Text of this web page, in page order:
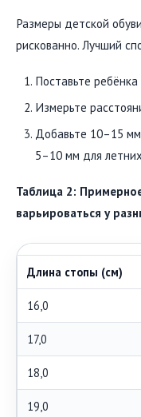
Размеры детской
рискованно. Лучший
Поставьте
Измерьте
Добавьте 10–15
5–10 мм для
Таблица 2:
варьироваться у
Длина стопы (см)
16,0
17,0
18,0
19,0